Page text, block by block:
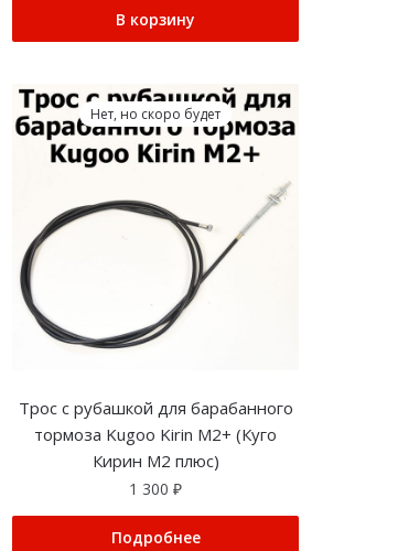
В корзину
Нет, но скоро будет
Трос с рубашкой для барабанного
тормоза Kugoo Kirin M2+ (Куго
Кирин М2 плюс)
1 300₽
Подробнее